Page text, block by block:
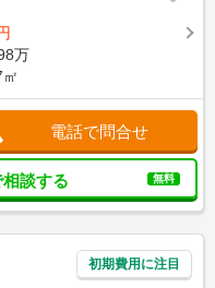
万
電話で問合せ
談する 無料
初期費用に注目